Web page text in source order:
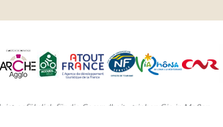
ist gefährlich für die Gesundheit - trinken Sie in Maβen